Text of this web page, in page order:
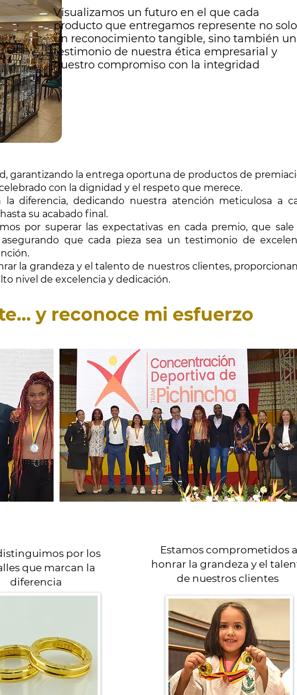
Visualizamos un futuro en el que cada
producto que entregamos represente no solo
un reconocimiento tangible, sino también un
testimonio de nuestra ética empresarial y
nuestro compromiso con la integridad
garantizando la entrega oportuna de productos de
con la dignidad y el respeto que merece.
diferencia, dedicando nuestra atención meticulosa a
su acabado final.
por superar las expectativas en cada premio, que sale
que cada pieza sea un testimonio de
la grandeza y el talento de nuestros clientes,
nivel de excelencia y dedicación.
y reconoce mi esfuerzo
por los
que marcan la
diferencia
Estamos comprometidos a
honrar la grandeza y el
de nuestros clientes